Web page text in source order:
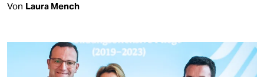
Von Laura Mench